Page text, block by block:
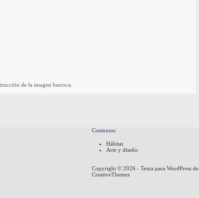
de la imagen barroca.
Contextos
Hábitat
Arte y diseño
Copyright © 2026 - Tema para WordPress de
CreativeThemes